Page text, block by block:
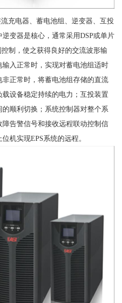
充电器、蓄电池组、逆变器、互投
变器是核心，通常采用DSP或单片
制，使之获得良好的交流波形输
入正常时，实现对蓄电池组适时
正常时，将蓄电池组存储的直流
设备稳定持续的电力；互投装置
顺利切换；系统控制器对整个系
告警信号和接收远程联动控制信
机实现EPS系统的远程。